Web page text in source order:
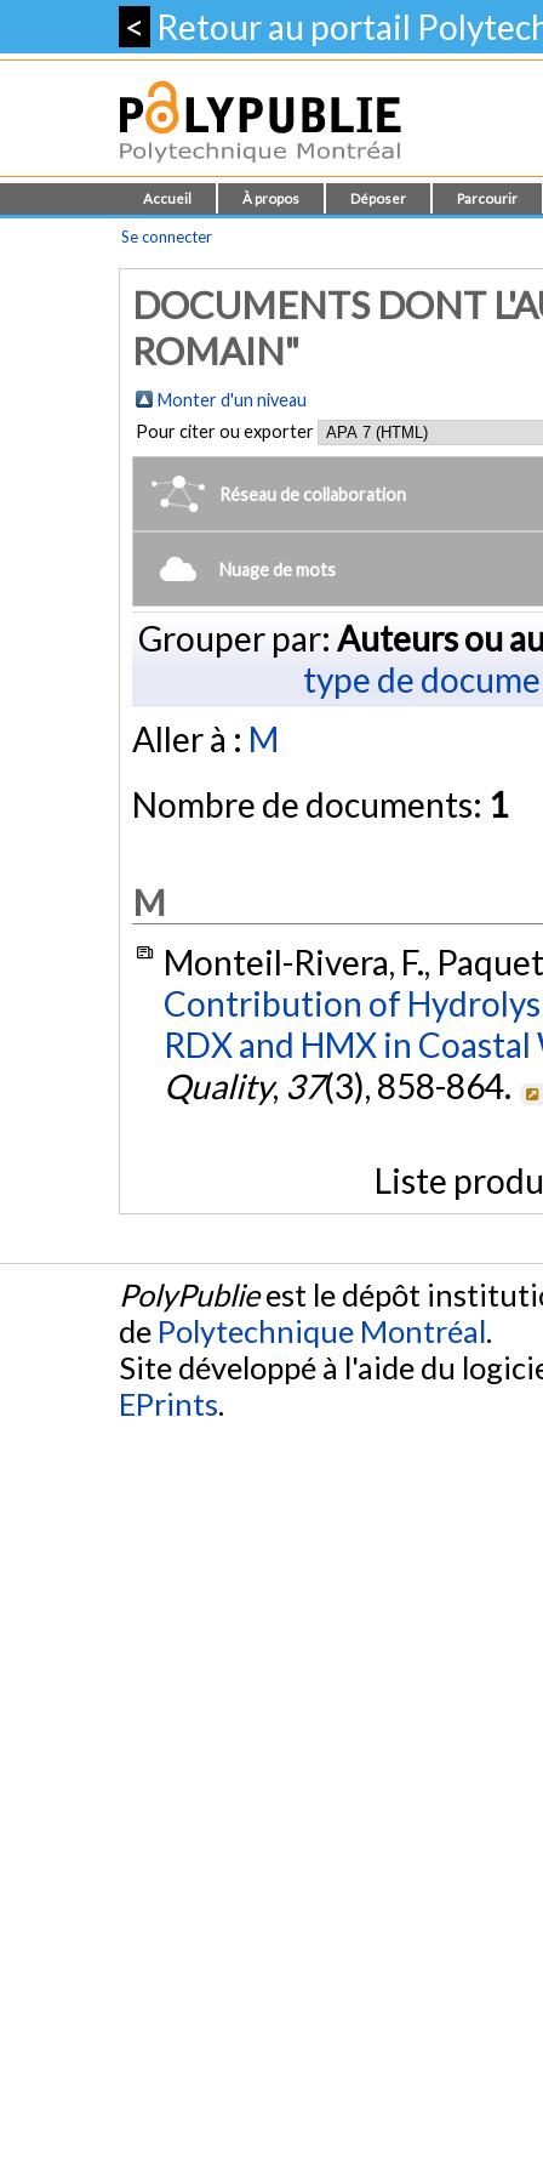
< Retour au portail
Accueil À propos Déposer Parcourir
Se connecter
DOCUMENTS DONT
ROMAIN"
Monter d'un niveau
Pour citer ou exporter
Réseau de collaboration
Nuage de mots
Grouper par: Auteurs ou
type de
Aller à : M
Nombre de documents: 1
M
Monteil-Rivera, F.,
Contribution of
RDX and HMX in
Quality, 37(3), 858-864.
Liste
PolyPublieest le dépôt
de Polytechnique Montréal.
Site développé à l'aide du
EPrints.